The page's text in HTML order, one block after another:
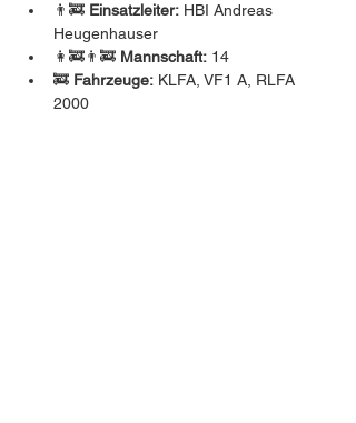
👨‍🚒 Einsatzleiter: HBI Andreas
Heugenhauser
👩‍🚒👨‍🚒 Mannschaft: 14
🚒 Fahrzeuge: KLFA, VF1 A, RLFA
2000